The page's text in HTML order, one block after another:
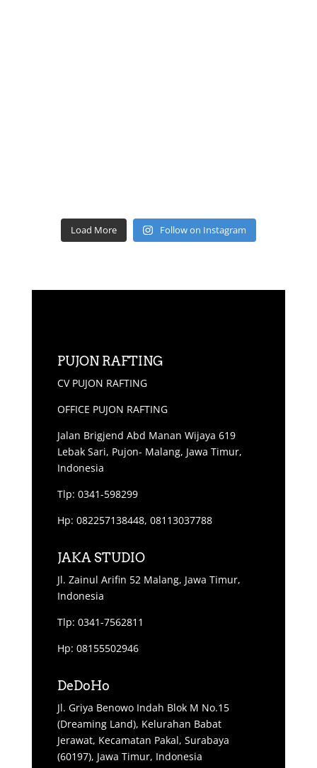
Load More Follow on Instagram
PUJON RAFTING
CV PUJON RAFTING
OFFICE PUJON RAFTING
Jalan Brigjend Abd Manan Wijaya 619
Lebak Sari, Pujon- Malang, Jawa Timur,
Indonesia
Tlp: 0341-598299
Hp: 082257138448, 08113037788
JAKA STUDIO
Jl. Zainul Arifin 52 Malang, Jawa Timur,
Indonesia
Tlp: 0341-7562811
Hp: 08155502946
DeDoHo
Jl. Griya Benowo Indah Blok M No.15
(Dreaming Land), Kelurahan Babat
Jerawat, Kecamatan Pakal, Surabaya
(60197), Jawa Timur, Indonesia